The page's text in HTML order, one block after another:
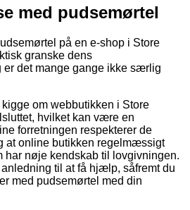
med pudsemørtel
på en e-shop i Store
granske dens
er det mange gange ikke særlig
om webbutikken i Store
hvilket kan være en
forretningen respekterer de
at online butikken regelmæssigt
har nøje kendskab til lovgivningen.
til at få hjælp, såfremt du
med pudsemørtel med din